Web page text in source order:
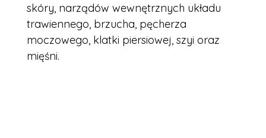
skóry, narządów wewnętrznych układu
trawiennego, brzucha, pęcherza
moczowego, klatki piersiowej, szyi oraz
mięśni.